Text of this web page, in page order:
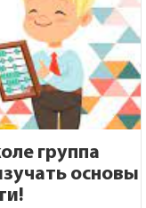
группа
основы